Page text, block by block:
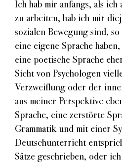
Ich hab mir anfangs, als
zu arbeiten, hab ich mir
sozialen Bewegung sind,
eine eigene Sprache
eine poetische Sprache
Sicht von Psychologen
Verzweiflung oder der
aus meiner Perspektive
Sprache, eine zerstörte
Grammatik und mit einer
Deutschunterricht
Sätze geschrieben, oder